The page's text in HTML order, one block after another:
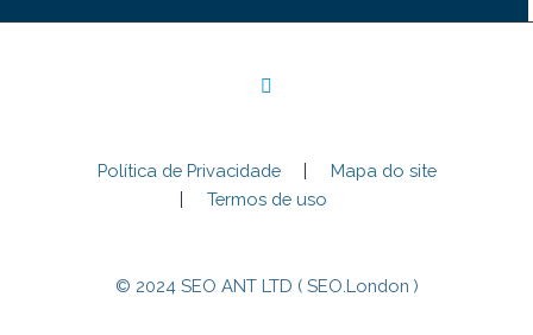
Política de Privacidade
Mapa do site
Termos de uso
© 2024 SEO ANT LTD ( SEO.London )